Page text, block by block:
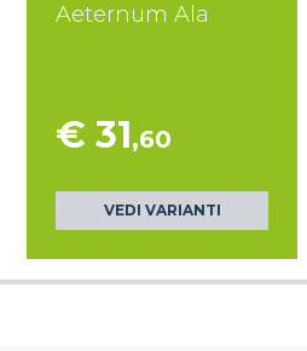
Aeternum Ala
€ 31,60
VEDI VARIANTI